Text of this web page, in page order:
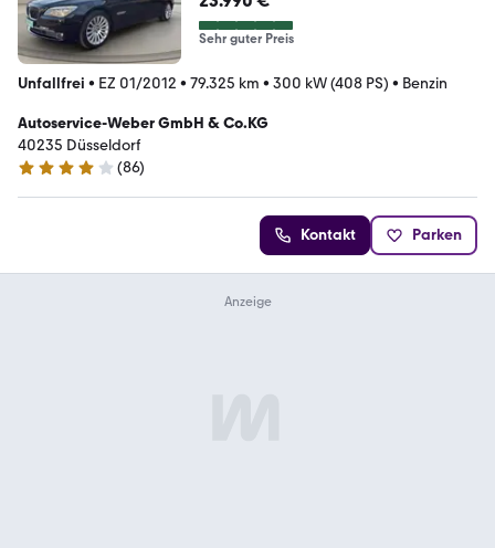
Sehr guter Preis
Unfallfrei • EZ 01/2012 • 79.325 km • 300 kW (408 PS) • Benzin
Autoservice-Weber GmbH & Co.KG
40235 Düsseldorf
4.2 Sterne
(86)
Kontakt Parken